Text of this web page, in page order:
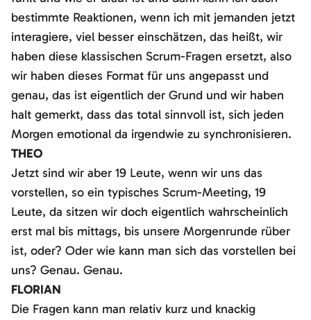
bestimmte Reaktionen, wenn ich mit jemanden jetzt
interagiere, viel besser einschätzen, das heißt, wir
haben diese klassischen Scrum-Fragen ersetzt, also
wir haben dieses Format für uns angepasst und
genau, das ist eigentlich der Grund und wir haben
halt gemerkt, dass das total sinnvoll ist, sich jeden
Morgen emotional da irgendwie zu synchronisieren.
THEO
Jetzt sind wir aber 19 Leute, wenn wir uns das
vorstellen, so ein typisches Scrum-Meeting, 19
Leute, da sitzen wir doch eigentlich wahrscheinlich
erst mal bis mittags, bis unsere Morgenrunde rüber
ist, oder? Oder wie kann man sich das vorstellen bei
uns? Genau. Genau.
FLORIAN
Die Fragen kann man relativ kurz und knackig